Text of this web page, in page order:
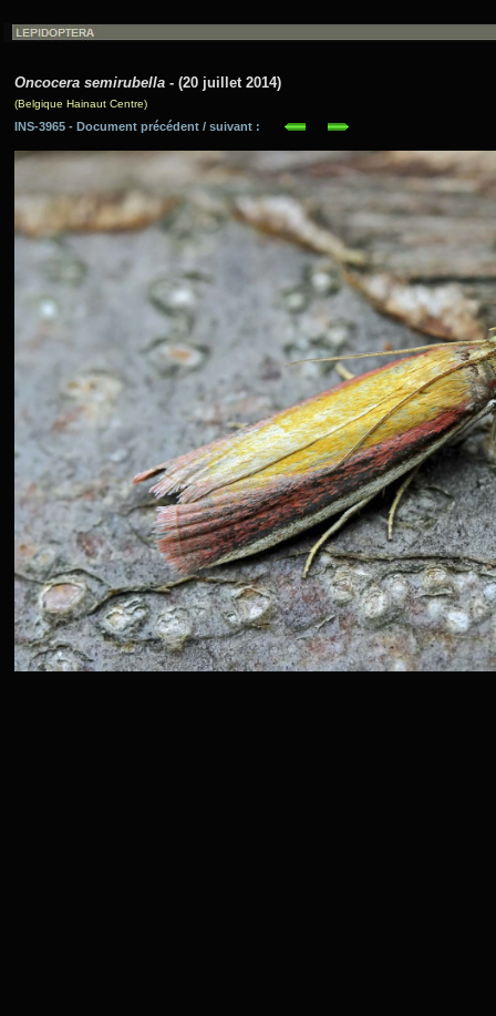
Oncocera semirubella - (20 juillet 2014)
(Belgique Hainaut Centre)
INS-3965 - Document précédent / suivant :